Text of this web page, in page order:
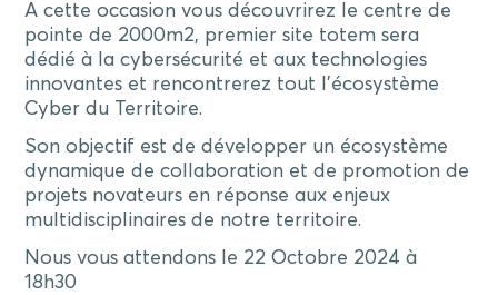
A cette occasion vous découvrirez le centre de
pointe de 2000m2, premier site totem sera
dédié à la cybersécurité et aux technologies
innovantes et rencontrerez tout l’écosystème
Cyber du Territoire.
Son objectif est de développer un écosystème
dynamique de collaboration et de promotion de
projets novateurs en réponse aux enjeux
multidisciplinaires de notre territoire.
Nous vous attendons le 22 Octobre 2024 à
18h30